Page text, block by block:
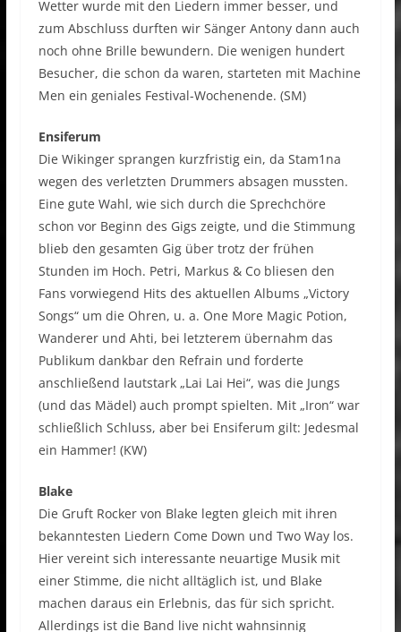
Wetter wurde mit den Liedern immer besser, und
zum Abschluss durften wir Sänger Antony dann auch
noch ohne Brille bewundern. Die wenigen hundert
Besucher, die schon da waren, starteten mit Machine
Men ein geniales Festival-Wochenende. (SM)
Ensiferum
Die Wikinger sprangen kurzfristig ein, da Stam1na
wegen des verletzten Drummers absagen mussten.
Eine gute Wahl, wie sich durch die Sprechchöre
schon vor Beginn des Gigs zeigte, und die Stimmung
blieb den gesamten Gig über trotz der frühen
Stunden im Hoch. Petri, Markus & Co bliesen den
Fans vorwiegend Hits des aktuellen Albums „Victory
Songs“ um die Ohren, u. a. One More Magic Potion,
Wanderer und Ahti, bei letzterem übernahm das
Publikum dankbar den Refrain und forderte
anschließend lautstark „Lai Lai Hei“, was die Jungs
(und das Mädel) auch prompt spielten. Mit „Iron“ war
schließlich Schluss, aber bei Ensiferum gilt: Jedesmal
ein Hammer! (KW)
Blake
Die Gruft Rocker von Blake legten gleich mit ihren
bekanntesten Liedern Come Down und Two Way los.
Hier vereint sich interessante neuartige Musik mit
einer Stimme, die nicht alltäglich ist, und Blake
machen daraus ein Erlebnis, das für sich spricht.
Allerdings ist die Band live nicht wahnsinnig